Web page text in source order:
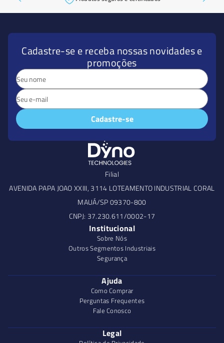
Cadastre-se e receba nossas novidades e
promoções
Cadastre-se
Filial
AVENIDA PAPA JOAO XXIII, 3114 LOTEAMENTO INDUSTRIAL CORAL
MAUÁ/SP 09370-800
CNPJ: 37.230.611/0002-17
Institucional
Sobre Nós
Outros Segmentos Industriais
Segurança
Ajuda
Como Comprar
Perguntas Frequentes
Fale Conosco
Legal